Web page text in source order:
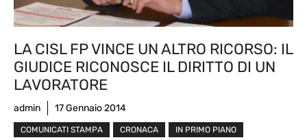
LA CISL FP VINCE UN ALTRO RICORSO: IL
GIUDICE RICONOSCE IL DIRITTO DI UN
LAVORATORE
admin 17 Gennaio 2014
COMUNICATI STAMPA CRONACA
IN PRIMO PIANO